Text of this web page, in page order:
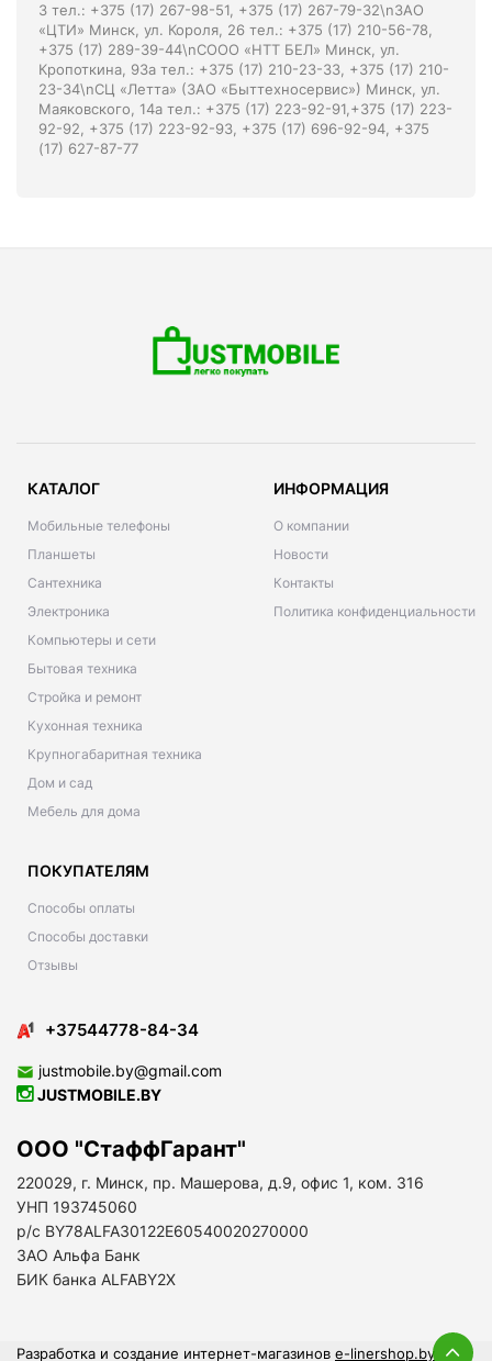
3 тел.: +375 (17) 267-98-51, +375 (17) 267-79-32\nЗАО
«ЦТИ» Минск, ул. Короля, 26 тел.: +375 (17) 210-56-78,
+375 (17) 289-39-44\nСООО «НТТ БЕЛ» Минск, ул.
Кропоткина, 93а тел.: +375 (17) 210-23-33, +375 (17) 210-
23-34\nСЦ «Летта» (ЗАО «Быттехносервис») Минск, ул.
Маяковского, 14а тел.: +375 (17) 223-92-91,+375 (17) 223-
92-92, +375 (17) 223-92-93, +375 (17) 696-92-94, +375
(17) 627-87-77
КАТАЛОГ
Мобильные телефоны
Планшеты
Сантехника
Электроника
Компьютеры и сети
Бытовая техника
Стройка и ремонт
Кухонная техника
Крупногабаритная техника
Дом и сад
Мебель для дома
ИНФОРМАЦИЯ
О компании
Новости
Контакты
Политика конфиденциальности
ПОКУПАТЕЛЯМ
Способы оплаты
Способы доставки
Отзывы
+37544778-84-34
justmobile.by@gmail.com
JUSTMOBILE.BY
ООО "СтаффГарант"
220029, г. Минск, пр. Машерова, д.9, офис 1, ком. 316
УНП 193745060
р/с BY78ALFA30122E60540020270000
ЗАО Альфа Банк
БИК банка ALFABY2X
Разработка и создание интернет-магазинов e-linershop.by